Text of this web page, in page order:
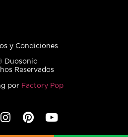
y Condiciones
Duosonic
Reservados
por Factory Pop